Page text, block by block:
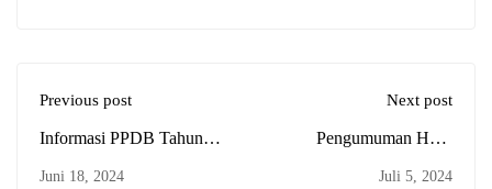
Previous post
Informasi PPDB Tahun
Juni 18, 2024
Next post
Pengumuman Hasil
Juli 5, 2024